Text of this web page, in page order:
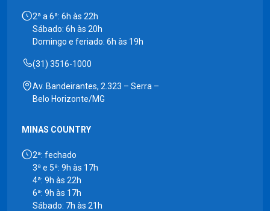
2ª a 6ª: 6h às 22h
Sábado: 6h às 20h
Domingo e feriado: 6h às 19h
(31) 3516-1000
Av. Bandeirantes, 2.323 – Serra –
Belo Horizonte/MG
MINAS COUNTRY
2ª: fechado
3ª e 5ª: 9h às 17h
4ª: 9h às 22h
6ª: 9h às 17h
Sábado: 7h às 21h